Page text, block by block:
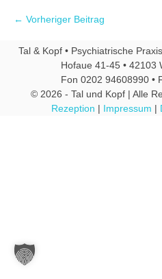
← Vorheriger Beitrag
Tal & Kopf • Psychiatrische
Hofaue 41-45 • 42103
Fon 0202 94608990 •
© 2026 - Tal und Kopf | Alle
Rezeption | Impressum |